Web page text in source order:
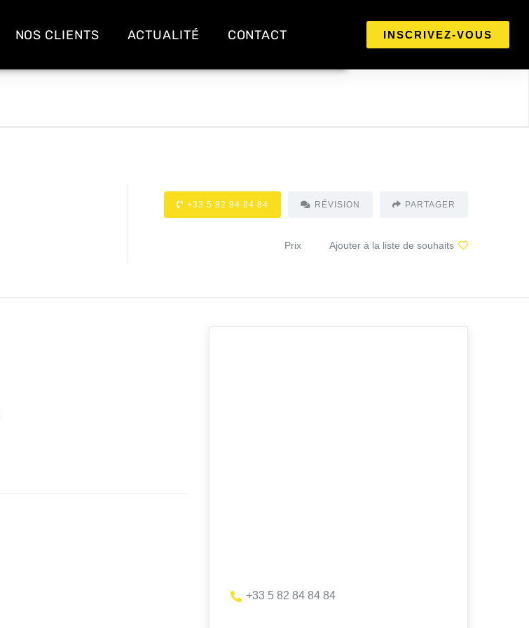
NOS CLIENTS ACTUALITÉ CONTACT INSCRIVEZ-VOUS
+33 5 82 84 84 84 RÉVISION PARTAGER
Prix Ajouter à la liste de souhaits
+33 5 82 84 84 84